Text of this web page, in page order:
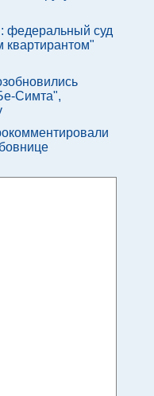
федеральный суд
квартирантом"
Симта",